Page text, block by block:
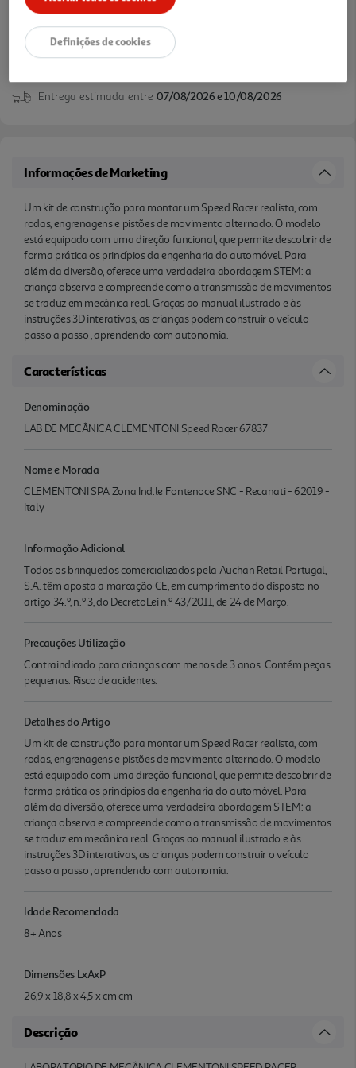
aprendendo com autonomia.
Entrega estimada entre 07/08/2026 e 10/08/2026
Informações de Marketing
Um kit de construção para montar um Speed Racer realista, com
rodas, engrenagens e pistões de movimento alternado. O modelo
está equipado com uma direção funcional, que permite descobrir de
forma prática os princípios da engenharia do automóvel. Para
além da diversão, oferece uma verdadeira abordagem STEM: a
criança observa e compreende como a transmissão de movimentos
se traduz em mecânica real. Graças ao manual ilustrado e às
instruções 3D interativas, as crianças podem construir o veículo
passo a passo , aprendendo com autonomia.
Características
Denominação
LAB DE MECÂNICA CLEMENTONI Speed Racer 67837
Nome e Morada
CLEMENTONI SPA Zona Ind.le Fontenoce SNC - Recanati - 62019 -
Italy
Informação Adicional
Todos os brinquedos comercializados pela Auchan Retail Portugal,
S.A. têm aposta a marcação CE, em cumprimento do disposto no
artigo 34.º, n.º 3, do DecretoLei n.º 43/2011, de 24 de Março.
Precauções Utilização
Contraindicado para crianças com menos de 3 anos. Contém peças
pequenas. Risco de acidentes.
Detalhes do Artigo
Um kit de construção para montar um Speed Racer realista, com
rodas, engrenagens e pistões de movimento alternado. O modelo
está equipado com uma direção funcional, que permite descobrir de
forma prática os princípios da engenharia do automóvel. Para
além da diversão, oferece uma verdadeira abordagem STEM: a
criança observa e compreende como a transmissão de movimentos
se traduz em mecânica real. Graças ao manual ilustrado e às
instruções 3D interativas, as crianças podem construir o veículo
passo a passo , aprendendo com autonomia.
Idade Recomendada
8+ Anos
Dimensões LxAxP
26,9 x 18,8 x 4,5 x cm cm
Descrição
Definições de cookies